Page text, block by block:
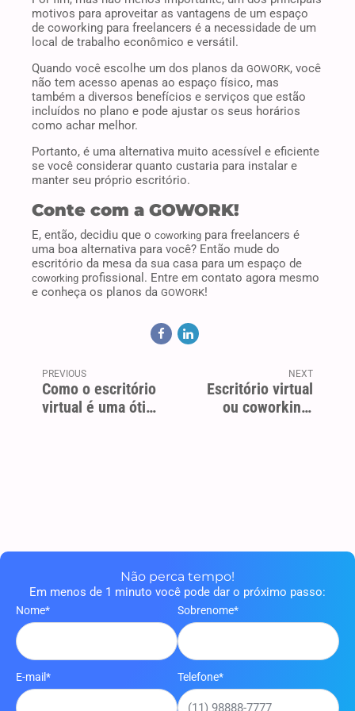
motivos para aproveitar as vantagens de um espaço
de coworking para freelancers é a necessidade de um
local de trabalho econômico e versátil.
Quando você escolhe um dos planos da GOWORK, você
não tem acesso apenas ao espaço físico, mas
também a diversos benefícios e serviços que estão
incluídos no plano e pode ajustar os seus horários
como achar melhor.
Portanto, é uma alternativa muito acessível e eficiente
se você considerar quanto custaria para instalar e
manter seu próprio escritório.
Conte com a GOWORK!
E, então, decidiu que o coworking para freelancers é
uma boa alternativa para você? Então mude do
escritório da mesa da sua casa para um espaço de
coworking profissional. Entre em contato agora mesmo
e conheça os planos da GOWORK!
PREVIOUS
Como o escritório
virtual é uma ótima
NEXT
Escritório virtual
ou coworking,
Não perca tempo!
Em menos de 1 minuto você pode dar o próximo passo:
Nome* Sobrenome*
E-mail* Telefone*